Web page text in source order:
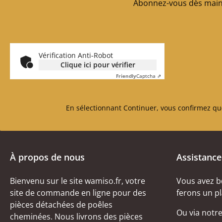
Abonnez-vous dès
Vérification Anti-Robot
Clique ici pour vérifier
FriendlyCaptcha ⇗
En sélectionnant Continuer, vous confirmez
À propos de nous
Bienvenu sur le site wamiso.fr, votre
site de commande en ligne pour des
pièces détachées de poêles
cheminées. Nous livrons des pièces
Vous avez
ferons un
Ou via notre